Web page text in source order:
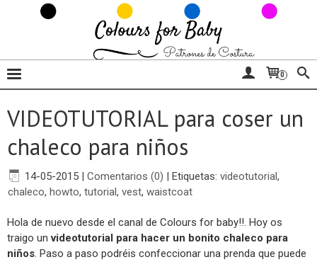
0
VIDEOTUTORIAL para coser un
chaleco para niños
14-05-2015 | Comentarios (0) | Etiquetas: videotutorial,
chaleco, howto, tutorial, vest, waistcoat
Hola de nuevo desde el canal de Colours for baby!!. Hoy os
traigo unvideotutorial para hacer un bonito chaleco para
niños. Paso a paso podréis confeccionar una prenda que puede